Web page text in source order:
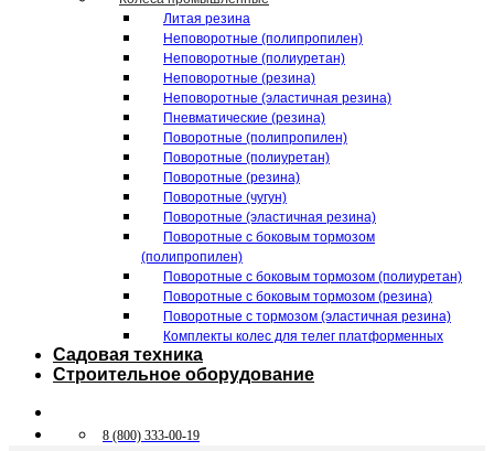
Литая резина
Неповоротные (полипропилен)
Неповоротные (полиуретан)
Неповоротные (резина)
Неповоротные (эластичная резина)
Пневматические (резина)
Поворотные (полипропилен)
Поворотные (полиуретан)
Поворотные (резина)
Поворотные (чугун)
Поворотные (эластичная резина)
Поворотные c боковым тормозом
(полипропилен)
Поворотные c боковым тормозом (полиуретан)
Поворотные c боковым тормозом (резина)
Поворотные c тормозом (эластичная резина)
Комплекты колес для телег платформенных
Садовая техника
Строительное оборудование
8 (800) 333-00-19